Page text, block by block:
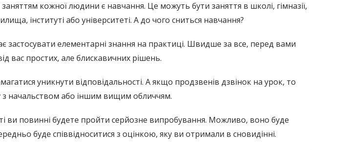
кожної людини є навчання. Це можуть бути заняття в школі, гімназії,
інституті або університеті. А до чого сниться навчання?
застосувати елементарні знання на практиці. Швидше за все, перед вами
вас простих, але блискавичних рішень.
уникнути відповідальності. А якщо продзвенів дзвінок на урок, то
з начальством або іншим вищим обличчям.
ви повинні будете пройти серйозне випробування. Можливо, воно буде
буде співвідноситися з оцінкою, яку ви отримали в сновидінні.